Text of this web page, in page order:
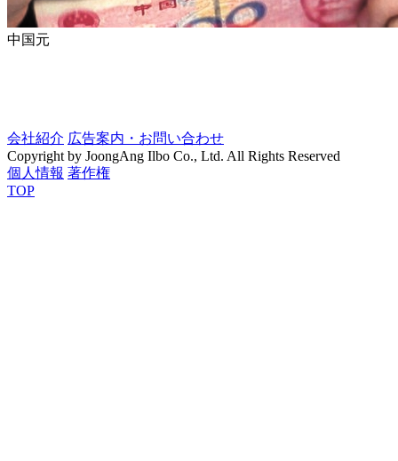
中国元
会社紹介 広告案内・お問い合わせ
Copyright by JoongAng Ilbo Co., Ltd. All Rights Reserved
個人情報 著作権
TOP